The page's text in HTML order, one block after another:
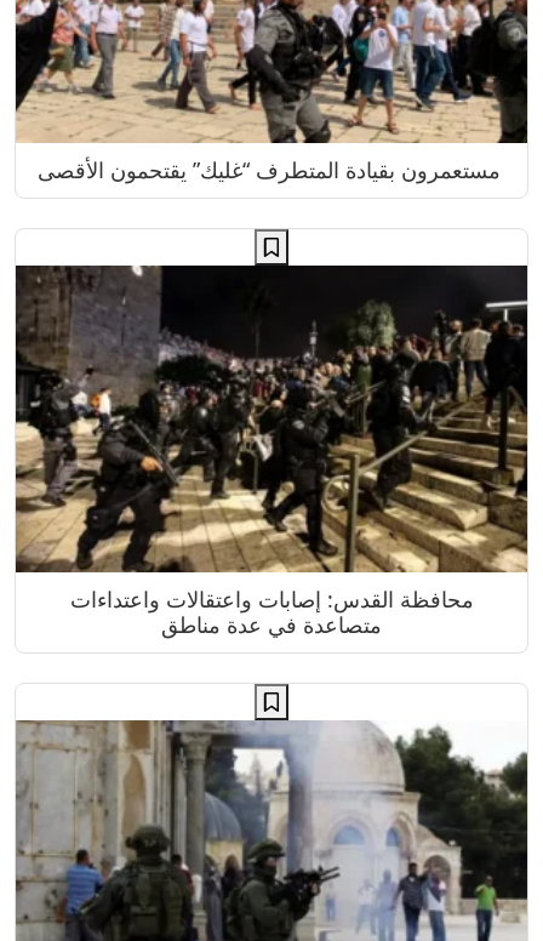
مستعمرون بقيادة المتطرف “غليك” يقتحمون الأقصى
محافظة القدس: إصابات واعتقالات واعتداءات
متصاعدة في عدة مناطق